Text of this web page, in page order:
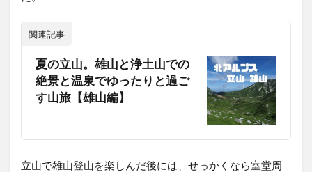
関連記事
夏の立山。雄山と浄土山での
絶景と温泉でゆったりと過ご
す山旅【雄山編】
立山で雄山登山を楽しんだ後には、せっかくなら室堂周